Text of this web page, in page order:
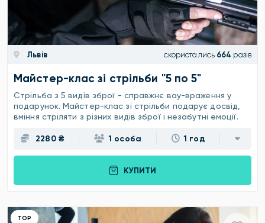
Львів скористались 664 разів
Майстер-клас зі стрільби "5 по 5"
Стрільба з 5 видів зброї - справжнє вау-враження у
подарунок. Майстер-клас зі стрільби подарує досвід,
вміння стріляти з різних видів зброї і незабутні емоції.
2280 ₴ 1 особа 1 год
КУПИТИ
ТОР